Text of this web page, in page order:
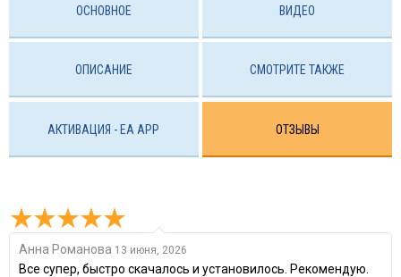
ОСНОВНОЕ ВИДЕО
ОПИСАНИЕ СМОТРИТЕ ТАКЖЕ
АКТИВАЦИЯ - EA APP ОТЗЫВЫ
Анна Романова 13 июня, 2026
Все супер, быстро скачалось и установилось. Рекомендую.